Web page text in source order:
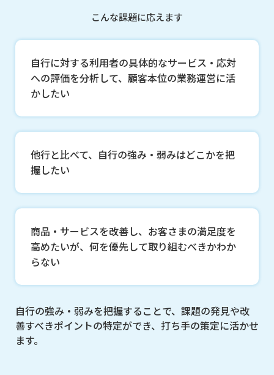
こんな課題に応えます
自行に対する利用者の具体的なサービス・応対
への評価を分析して、顧客本位の業務運営に活
かしたい
他行と比べて、自行の強み・弱みはどこかを把
握したい
商品・サービスを改善し、お客さまの満足度を
高めたいが、何を優先して取り組むべきかわか
らない
自行の強み・弱みを把握することで、 課題の発見や改
善すべきポイントの特定ができ、 打ち手の策定に活かせ
ます。